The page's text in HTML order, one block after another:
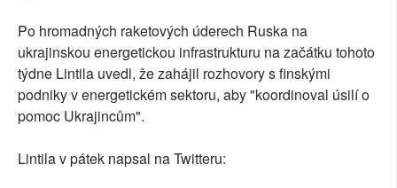
Po hromadných raketových úderech Ruska na
ukrajinskou energetickou infrastrukturu na začátku tohoto
týdne Lintila uvedl, že zahájil rozhovory s finskými
podniky v energetickém sektoru, aby "koordinoval úsilí o
pomoc Ukrajincům".
Lintila v pátek napsal na Twitteru: